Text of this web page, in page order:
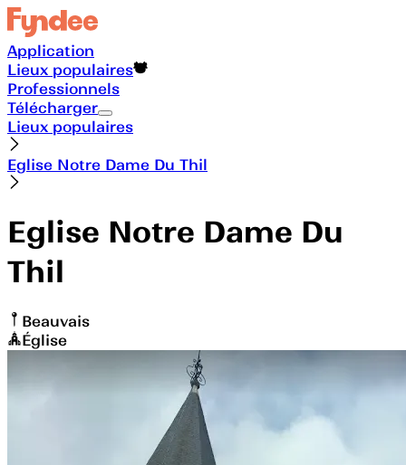
Application
Lieux populaires
Professionnels
Télécharger
Lieux populaires
Eglise Notre Dame Du Thil
Eglise Notre Dame Du
Thil
Beauvais
Église